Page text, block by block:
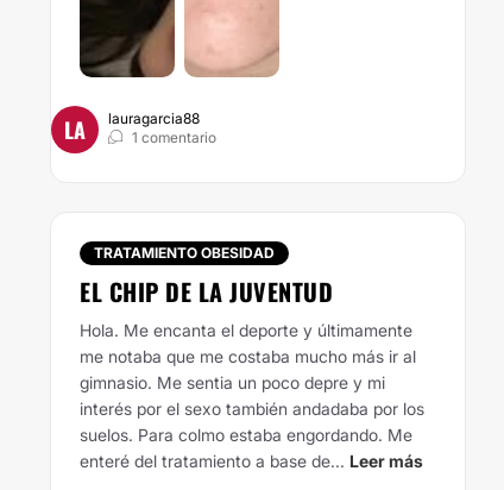
LA
lauragarcia88
1 comentario
TRATAMIENTO OBESIDAD
EL CHIP DE LA JUVENTUD
Hola. Me encanta el deporte y últimamente
me notaba que me costaba mucho más ir al
gimnasio. Me sentia un poco depre y mi
interés por el sexo también andadaba por los
suelos. Para colmo estaba engordando. Me
enteré del tratamiento a base de... Leer más